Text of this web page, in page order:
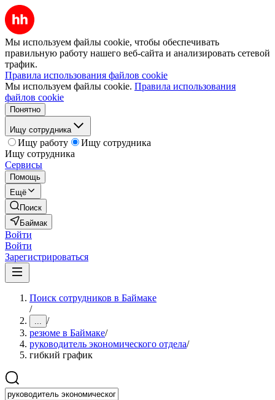
Мы используем файлы cookie, чтобы обеспечивать
правильную работу нашего веб-сайта и анализировать сетевой
трафик.
Правила использования файлов cookie
Мы используем файлы cookie. Правила использования
файлов cookie
Понятно
Ищу сотрудника
Ищу работу
Ищу сотрудника
Ищу сотрудника
Сервисы
Помощь
Ещё
Поиск
Баймак
Войти
Войти
Зарегистрироваться
Поиск сотрудников в Баймаке
/
... /
резюме в Баймаке/
руководитель экономического отдела/
гибкий график